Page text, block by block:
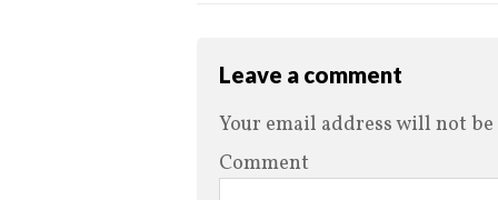
Leave a comment
Your email address will not
Comment